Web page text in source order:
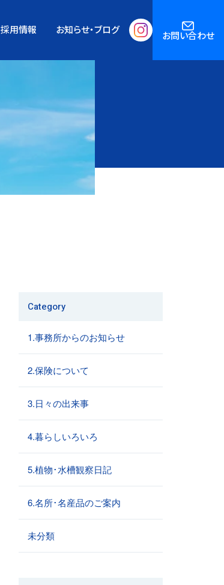
採用情報 お知らせ・ブログ お問い合わせ
Category
1.事務所からのお知らせ
2.保険について
3.日々の出来事
4.暮らしいろいろ
5.植物･水槽観察日記
6.名所･名産品のご案内
未分類